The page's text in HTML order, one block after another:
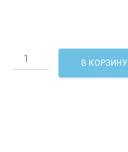
Количество
Светильник
В КОРЗИНУ